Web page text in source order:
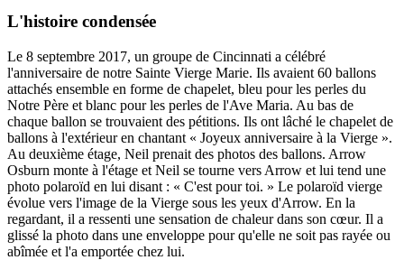
L'histoire condensée
Le 8 septembre 2017, un groupe de Cincinnati a célébré
l'anniversaire de notre Sainte Vierge Marie. Ils avaient 60 ballons
attachés ensemble en forme de chapelet, bleu pour les perles du
Notre Père et blanc pour les perles de l'Ave Maria. Au bas de
chaque ballon se trouvaient des pétitions. Ils ont lâché le chapelet de
ballons à l'extérieur en chantant « Joyeux anniversaire à la Vierge ».
Au deuxième étage, Neil prenait des photos des ballons. Arrow
Osburn monte à l'étage et Neil se tourne vers Arrow et lui tend une
photo polaroïd en lui disant : « C'est pour toi. » Le polaroïd vierge
évolue vers l'image de la Vierge sous les yeux d'Arrow. En la
regardant, il a ressenti une sensation de chaleur dans son cœur. Il a
glissé la photo dans une enveloppe pour qu'elle ne soit pas rayée ou
abîmée et l'a emportée chez lui.